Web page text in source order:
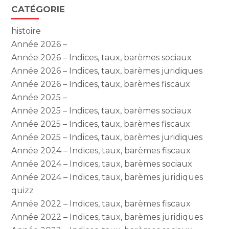
CATÉGORIE
histoire
Année 2026 –
Année 2026 – Indices, taux, barèmes sociaux
Année 2026 – Indices, taux, barèmes juridiques
Année 2026 – Indices, taux, barèmes fiscaux
Année 2025 –
Année 2025 – Indices, taux, barèmes sociaux
Année 2025 – Indices, taux, barèmes fiscaux
Année 2025 – Indices, taux, barèmes juridiques
Année 2024 – Indices, taux, barèmes fiscaux
Année 2024 – Indices, taux, barèmes sociaux
Année 2024 – Indices, taux, barèmes juridiques
quizz
Année 2022 – Indices, taux, barèmes fiscaux
Année 2022 – Indices, taux, barèmes juridiques